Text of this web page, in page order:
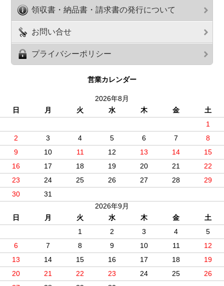
領収書・納品書・請求書の発行について
お問い合せ
プライバシーポリシー
営業カレンダー
2026年8月
日
月 火 水 木 金
土
1
2
3 4 5 6 7
8
9
10 11 12 13 14
15
16
17 18 19 20 21
22
23
24 25 26 27 28
29
30
31
2026年9月
日
月 火 水 木 金
土
1
2 3 4
5
6
7 8 9 10 11
12
13
14 15 16 17 18
19
20
21 22 23 24 25
26